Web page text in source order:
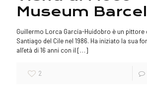
Museum
Guillermo Lorca García-Huidobro è un pittore
Santiago del Cile nel 1986. Ha iniziato la sua
all’età di 16 anni con il […]
2